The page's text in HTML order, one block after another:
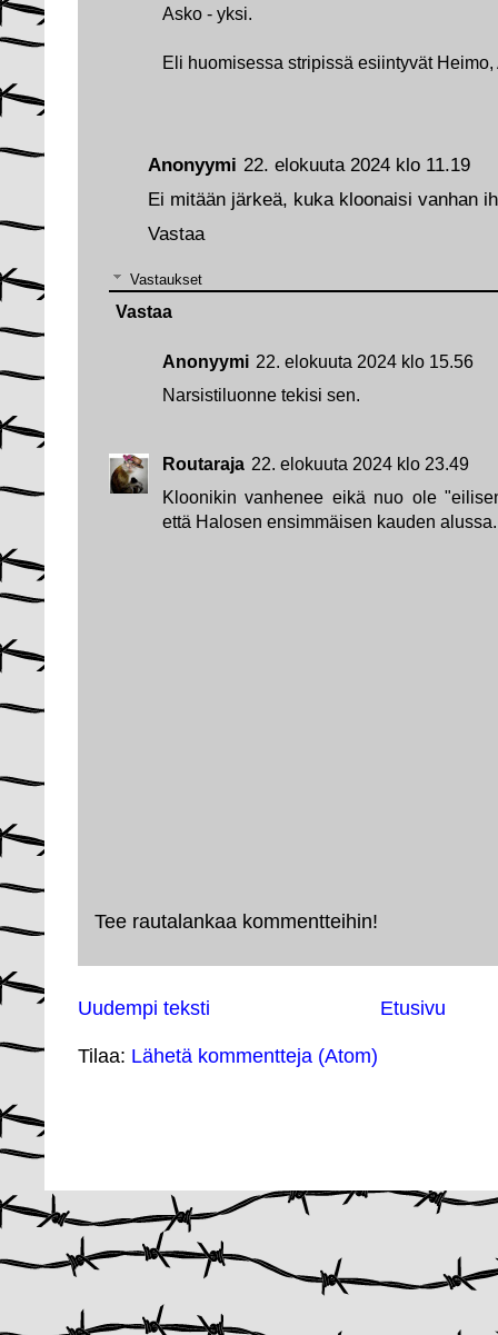
Anonyymi 22. elokuuta 2024 klo 11.19
Ei mitään järkeä, kuka kloonaisi vanhan
Vastaa
Vastaukset
Anonyymi 22. elokuuta 2024 klo 15.56
Narsistiluonne tekisi sen.
Routaraja 22. elokuuta 2024 klo 23.49
Kloonikin vanhenee eikä nuo ole
että Halosen ensimmäisen kauden alussa.
Vastaa
Asko - yksi.
Eli huomisessa stripissä esiintyvät
Tee rautalankaa kommentteihin!
Uudempi teksti Etusivu
Tilaa: Lähetä kommentteja (Atom)